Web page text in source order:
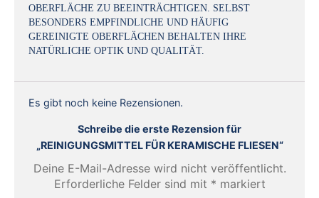
OBERFLÄCHE ZU BEEINTRÄCHTIGEN. SELBST
BESONDERS EMPFINDLICHE UND HÄUFIG
GEREINIGTE OBERFLÄCHEN BEHALTEN IHRE
NATÜRLICHE OPTIK UND QUALITÄT.
Es gibt noch keine Rezensionen.
Schreibe die erste Rezension für
„REINIGUNGSMITTEL FÜR KERAMISCHE FLIESEN“
Deine E-Mail-Adresse wird nicht veröffentlicht.
Erforderliche Felder sind mit * markiert